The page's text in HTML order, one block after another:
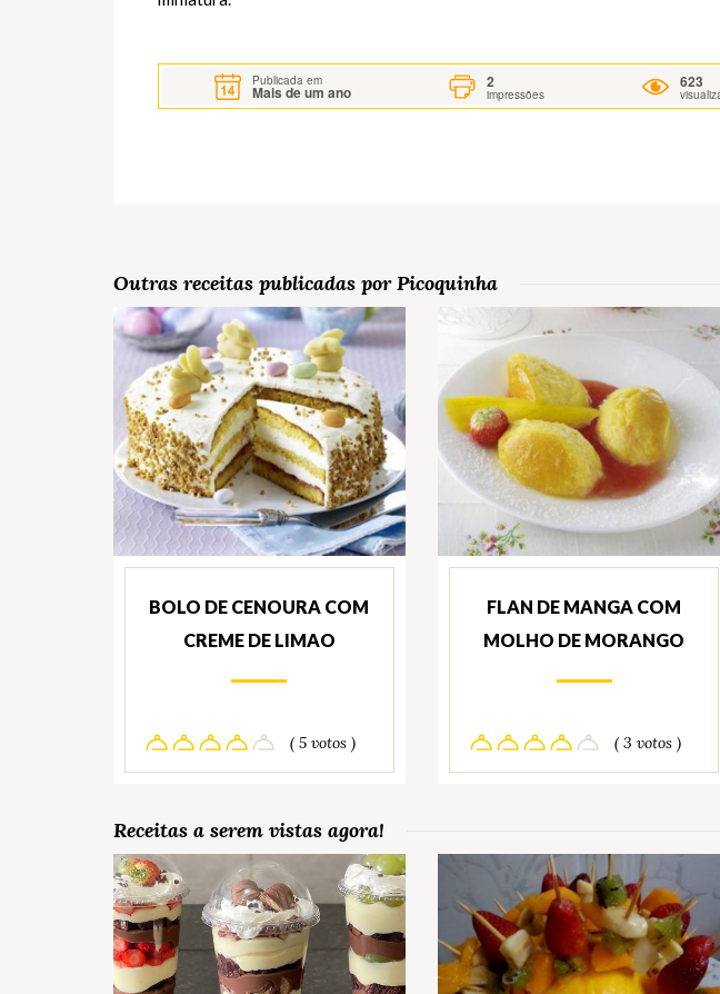
Publicada em
Mais de um ano
2
impressões
623
Outras receitas publicadas por Picoquinha
BOLO DE CENOURA COM
CREME DE LIMAO
( 5 votos )
FLAN DE MANGA COM
MOLHO DE MORANGO
( 3 votos )
Receitas a serem vistas agora!